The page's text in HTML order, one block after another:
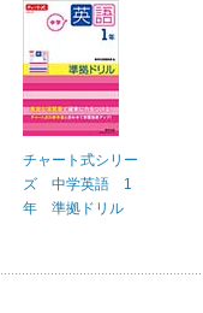
チャート式シリー
ズ 中学英語 1
年 準拠ドリル